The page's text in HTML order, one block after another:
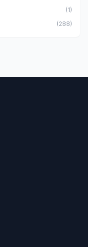
(1)
(288)